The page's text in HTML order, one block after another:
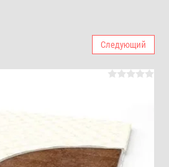
Следующий